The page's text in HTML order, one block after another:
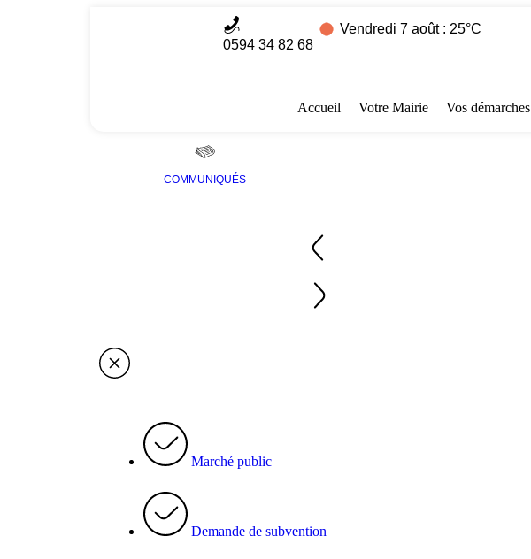
0594 34 82 68
Vendredi 7 août : 25°C
Accueil Votre Mairie Vos démarches
COMMUNIQUÉS
Marché public
Demande de subvention